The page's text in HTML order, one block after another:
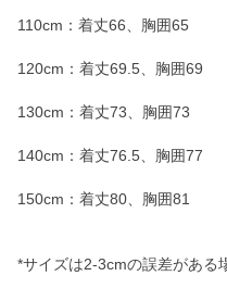
110cm：着丈66、胸囲65
120cm：着丈69.5、胸囲69
130cm：着丈73、胸囲73
140cm：着丈76.5、胸囲77
150cm：着丈80、胸囲81
*サイズは2-3cmの誤差がある